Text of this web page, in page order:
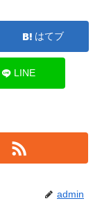
はてブ
LINE
admin